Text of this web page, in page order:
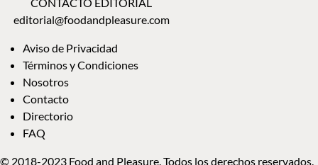
CONTACTO EDITORIAL
editorial@foodandpleasure.com
Aviso de Privacidad
Términos y Condiciones
Nosotros
Contacto
Directorio
FAQ
© 2018-2023 Food and Pleasure. Todos los derechos reservados.